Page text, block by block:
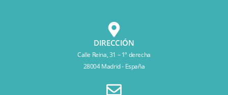
DIRECCIÓN
Calle Reina, 31 – 1º derecha
28004 Madrid - España